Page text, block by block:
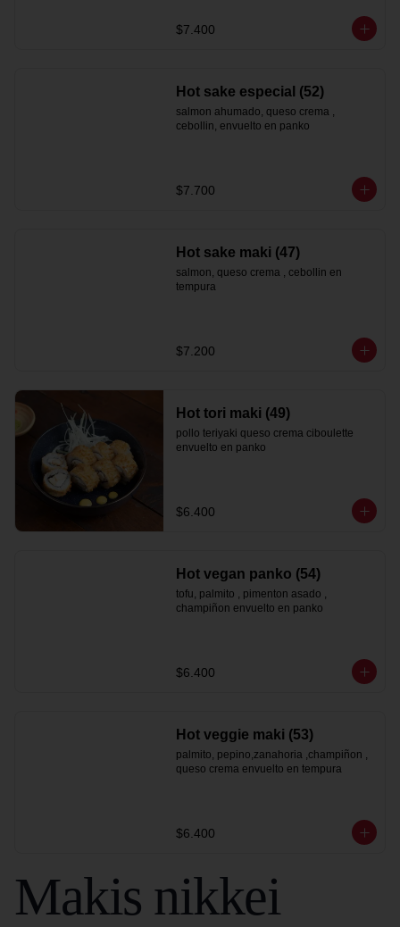
$7.400
Hot sake especial (52)
salmon ahumado, queso crema ,
cebollin, envuelto en panko
$7.700
Hot sake maki (47)
salmon, queso crema , cebollin en
tempura
$7.200
Hot tori maki (49)
pollo teriyaki queso crema ciboulette
envuelto en panko
$6.400
Hot vegan panko (54)
tofu, palmito , pimenton asado ,
champiñon envuelto en panko
$6.400
Hot veggie maki (53)
palmito, pepino,zanahoria ,champiñon ,
queso crema envuelto en tempura
$6.400
Makis nikkei